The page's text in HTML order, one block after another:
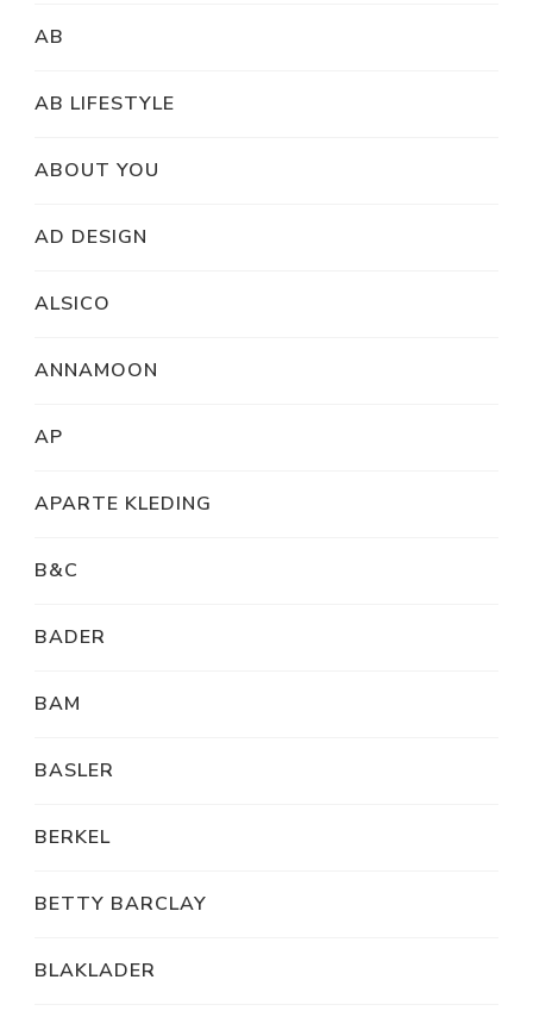
AB
AB LIFESTYLE
ABOUT YOU
AD DESIGN
ALSICO
ANNAMOON
AP
APARTE KLEDING
B&C
BADER
BAM
BASLER
BERKEL
BETTY BARCLAY
BLAKLADER